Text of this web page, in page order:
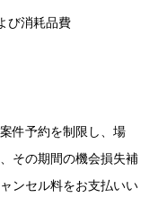
び消耗品費
件予約を制限し、場
その期間の機会損失補
ンセル料をお支払いい